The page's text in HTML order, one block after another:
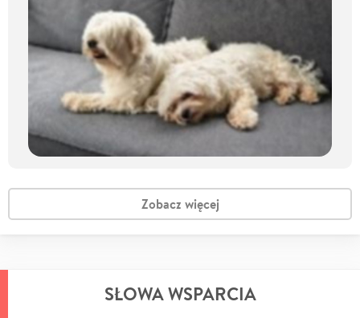
Zobacz więcej
SŁOWA WSPARCIA